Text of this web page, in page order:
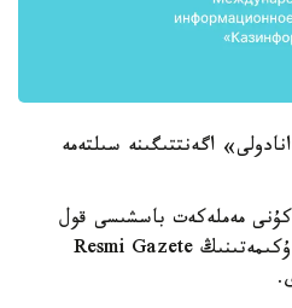
اگەنتتىگىنە سىلتەمە
كۇنى مەملەكەت باسشىسى قول
قويعان ءتورت جارلىق تۇرىك ۇكىمەتىنىڭ Resmi Gazete